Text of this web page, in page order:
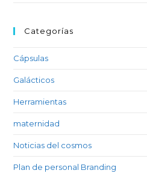
Categorías
Cápsulas
Galácticos
Herramientas
maternidad
Noticias del cosmos
Plan de personal Branding